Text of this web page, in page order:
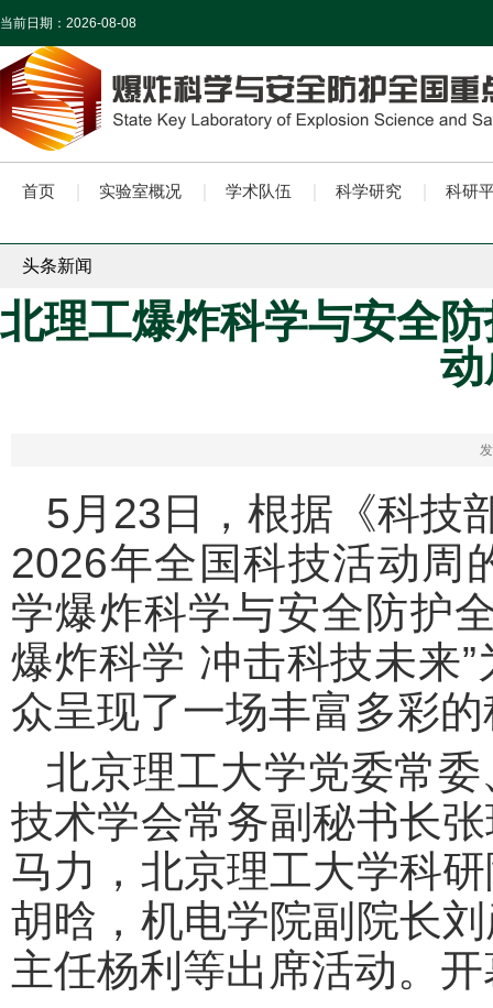
当前日期： 2026-08-08
首页 实验室概况 学术队伍 科学研究 科研
头条新闻
北理工爆炸科学与安全
5月23日，根据《科技
2026年全国科技活动周
学爆炸科学与安全防护
爆炸科学 冲击科技未来
众呈现了一场丰富多彩
北京理工大学党委常
技术学会常务副秘书长
马力，北京理工大学科
胡晗，机电学院副院长
主任杨利等出席活动。